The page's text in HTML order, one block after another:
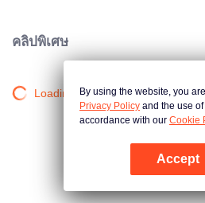
คลิปพิเศษ
Loading…By using the website, you
Privacy Policy and the use
accordance with our Cookie
Accept